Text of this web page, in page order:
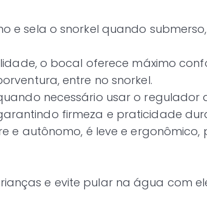
e sela o snorkel quando
o bocal oferece máximo
entre no snorkel.
necessário usar o regulador
firmeza e praticidade
e autônomo, é leve e
e evite pular na água com